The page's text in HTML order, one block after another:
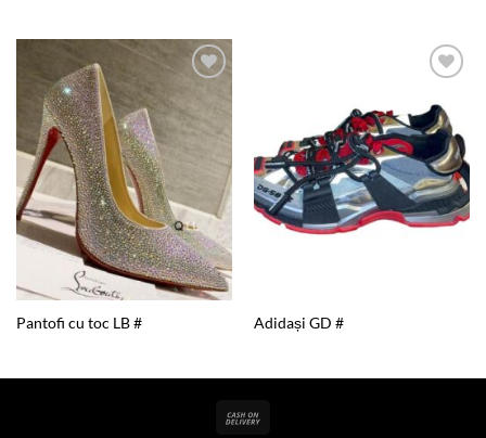
wishlist
Pantofi cu toc LB #
wishlist
Adidași GD #